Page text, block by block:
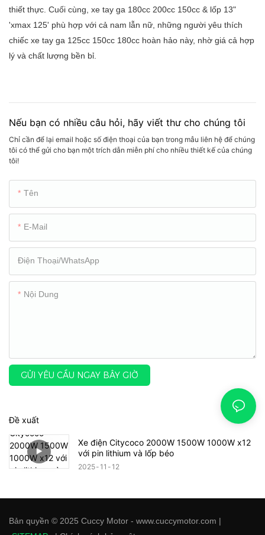
thiết thực. Cuối cùng, xe tay ga 180cc 200cc 150cc & lốp 13"
'xmax 125' phù hợp với cả nam lẫn nữ, những người yêu thích
chiếc xe tay ga 125cc 150cc 180cc hoàn hảo này, nhờ giá cả hợp
lý và chất lượng bền bỉ.
Nếu bạn có nhiều câu hỏi, hãy viết thư cho chúng tôi
Chỉ cần để lại email hoặc số điện thoại của bạn trong mẫu liên hệ để chúng
tôi có thể gửi cho bạn một trích dẫn miễn phí cho nhiều thiết kế của chúng
tôi!
Tên
E-Mail
Điện Thoại/WhatsApp
Nội Dung
GỬI YÊU CẦU NGAY BÂY GIỜ
Đề xuất
Xe điện Citycoco 2000W 1500W 1000W x12
với pin lithium và lốp béo
2025 11 12
Bản quyền © 2025 Cuccy Motor - www.cuccymotor.com |